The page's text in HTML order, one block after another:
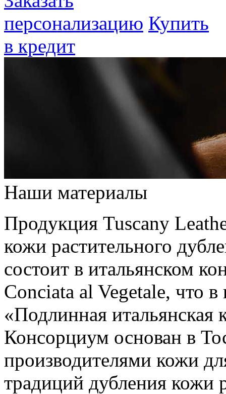
персонализацию Купить
в кредит
Наши материалы
Продукция Tuscany
кожи растительного
состоит в итальянском
Conciata al Vegetale, что в
«Подлинная итальянская
Консорциум основан в
производителями кожи
традиций дубления кожи